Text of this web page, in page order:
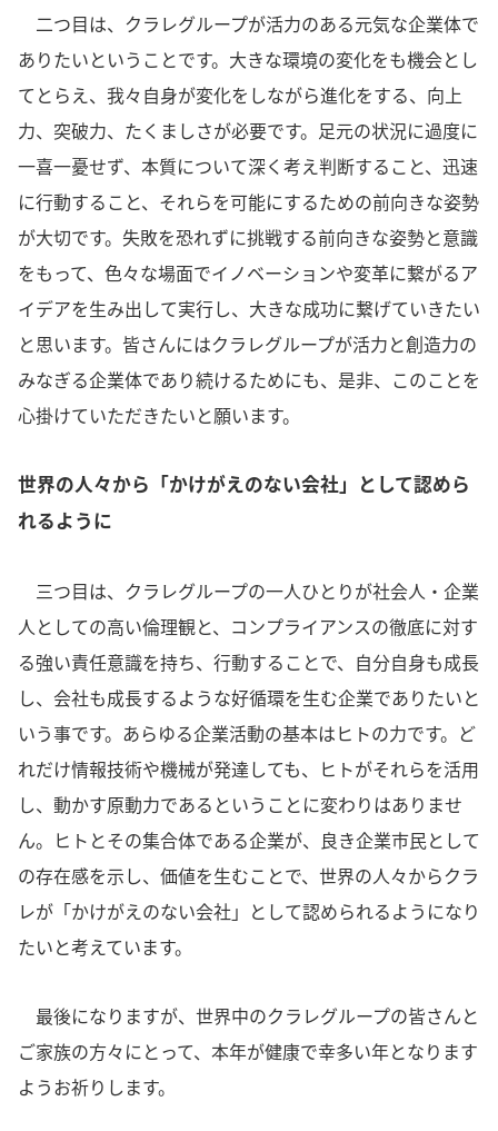
二つ目は、クラレグループが活力のある元気な企業体で
ありたいということです。大きな環境の変化をも機会とし
てとらえ、我々自身が変化をしながら進化をする、向上
力、突破力、たくましさが必要です。足元の状況に過度に
一喜一憂せず、本質について深く考え判断すること、迅速
に行動すること、それらを可能にするための前向きな姿勢
が大切です。失敗を恐れずに挑戦する前向きな姿勢と意識
をもって、色々な場面でイノベーションや変革に繋がるア
イデアを生み出して実行し、大きな成功に繋げていきたい
と思います。皆さんにはクラレグループが活力と創造力の
みなぎる企業体であり続けるためにも、是非、このことを
心掛けていただきたいと願います。
世界の人々から「かけがえのない会社」として認めら
れるように
三つ目は、クラレグループの一人ひとりが社会人・企業
人としての高い倫理観と、コンプライアンスの徹底に対す
る強い責任意識を持ち、行動することで、自分自身も成長
し、会社も成長するような好循環を生む企業でありたいと
いう事です。あらゆる企業活動の基本はヒトの力です。ど
れだけ情報技術や機械が発達しても、ヒトがそれらを活用
し、動かす原動力であるということに変わりはありませ
ん。ヒトとその集合体である企業が、良き企業市民として
の存在感を示し、価値を生むことで、世界の人々からクラ
レが「かけがえのない会社」として認められるようになり
たいと考えています。
最後になりますが、世界中のクラレグループの皆さんと
ご家族の方々にとって、本年が健康で幸多い年となります
ようお祈りします。